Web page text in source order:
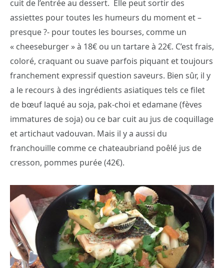
cuit de l’entrée au dessert. Elle peut sortir des
assiettes pour toutes les humeurs du moment et –
presque ?- pour toutes les bourses, comme un
« cheeseburger » à 18€ ou un tartare à 22€. C’est frais,
coloré, craquant ou suave parfois piquant et toujours
franchement expressif question saveurs. Bien sûr, il y
a le recours à des ingrédients asiatiques tels ce filet
de bœuf laqué au soja, pak-choi et edamane (fèves
immatures de soja) ou ce bar cuit au jus de coquillage
et artichaut vadouvan. Mais il y a aussi du
franchouille comme ce chateaubriand poêlé jus de
cresson, pommes purée (42€).